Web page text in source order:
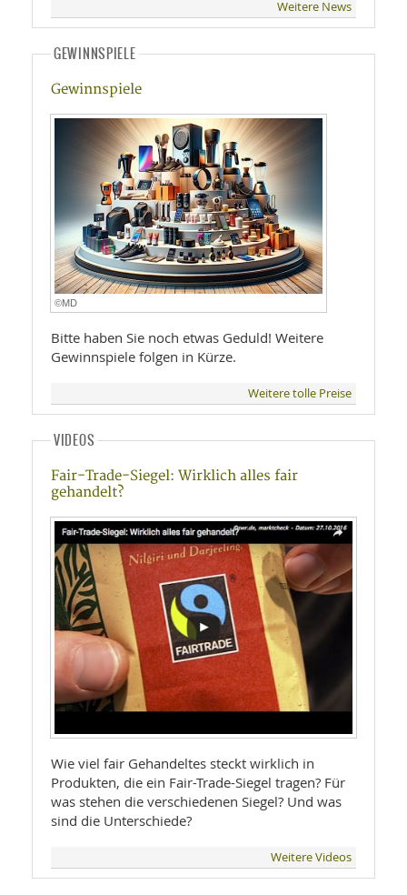
Weitere News
GEWINNSPIELE
Gewinnspiele
©MD
Bitte haben Sie noch etwas Geduld! Weitere
Gewinnspiele folgen in Kürze.
Weitere tolle Preise
VIDEOS
Fair-Trade-Siegel: Wirklich alles fair
gehandelt?
Wie viel fair Gehandeltes steckt wirklich in
Produkten, die ein Fair-Trade-Siegel tragen? Für
was stehen die verschiedenen Siegel? Und was
sind die Unterschiede?
Weitere Videos